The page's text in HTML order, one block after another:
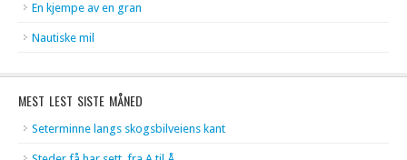
En kjempe av en gran
Nautiske mil
MEST LEST SISTE MÅNED
Seterminne langs skogsbilveiens kant